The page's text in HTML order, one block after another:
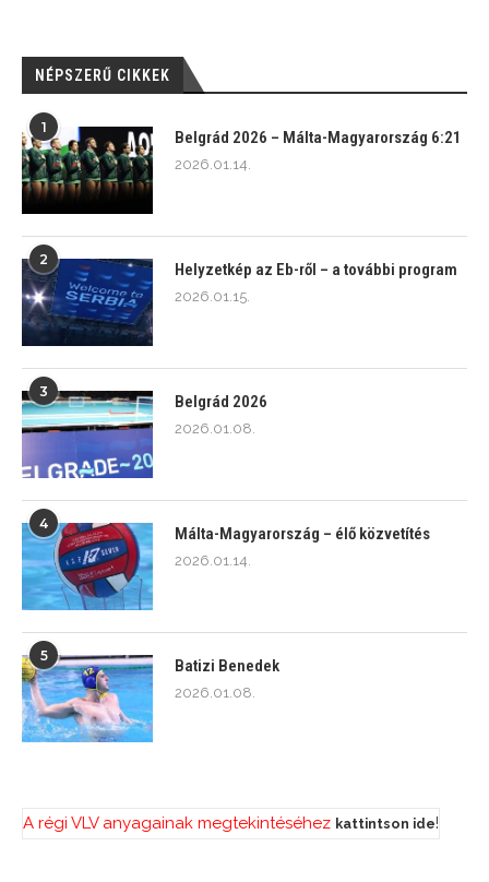
NÉPSZERŰ CIKKEK
1
Belgrád 2026 – Málta-Magyarország 6:21
2026.01.14.
2
Helyzetkép az Eb-ről – a további program
2026.01.15.
3
Belgrád 2026
2026.01.08.
4
Málta-Magyarország – élő közvetítés
2026.01.14.
5
Batizi Benedek
2026.01.08.
A régi VLV anyagainak megtekintéséhez kattintson ide!